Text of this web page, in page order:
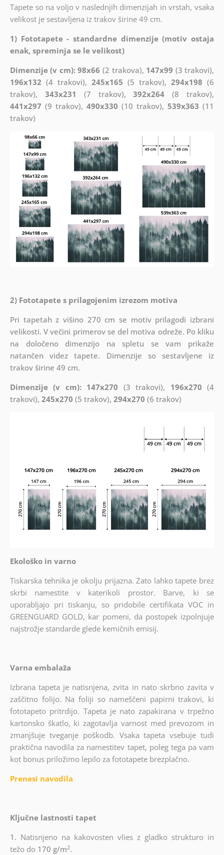
Tapete so na voljo v naslednjih dimenzijah in vrstah, vsaka
velikost je sestavljena iz trakov širine 49 cm.
1) Fototapete - standardne dimenzije (motiv ostaja
enak, spreminja se le velikost)
Dimenzije (v cm): 98x66 (2 trakova), 147x99 (3 trakovi),
196x132 (4 trakovi), 245x165 (5 trakov),294x198 (6
trakov), 343x231 (7 trakov),392x264 (8 trakov),
441x297 (9 trakov), 490x330 (10 trakov),539x363 (11
trakov)
2) Fototapete s prilagojenim izrezom motiva
Pri tapetah z višino 270 cm se motiv prilagodi izbrani
velikosti. V večini primerov se del motiva odreže. Po kliku
na določeno dimenzijo na spletu se vam prikaže
natančen videz tapete. Dimenzije so sestavljene iz
trakov širine 49 cm.
Dimenzije (v cm): 147x270 (3 trakovi), 196x270 (4
trakovi), 245x270 (5 trakov), 294x270 (6 trakov)
Ekološko in varno
Tiskarska tehnika je okolju prijazna. Zato lahko tapete brez
skrbi namestite v katerikoli prostor. Barve, ki se
uporabljajo pri tiskanju, so pridobile certifikata VOC in
GREENGUARD GOLD, kar pomeni, da postopek izpolnjuje
najstrožje standarde glede kemičnih emisij.
Varna embalaža
Izbrana tapeta je natisnjena, zvita in nato skrbno zavita v
zaščitno folijo. Na foliji so nameščeni papirni trakovi, ki
fototapeto pritrdijo. Tapeta je nato zapakirana v trpežno
kartonsko škatlo, ki zagotavlja varnost med prevozom in
zmanjšuje tveganje poškodb. Vsaka tapeta vsebuje tudi
praktična navodila za namestitev tapet, poleg tega pa vam
kot bonus priložimo lepilo za fototapete brezplačno.
Prenesi navodila
Ključne lastnosti tapet
1. Natisnjeno na kakovosten vlies z gladko strukturo in
težo do 170 g/m2.